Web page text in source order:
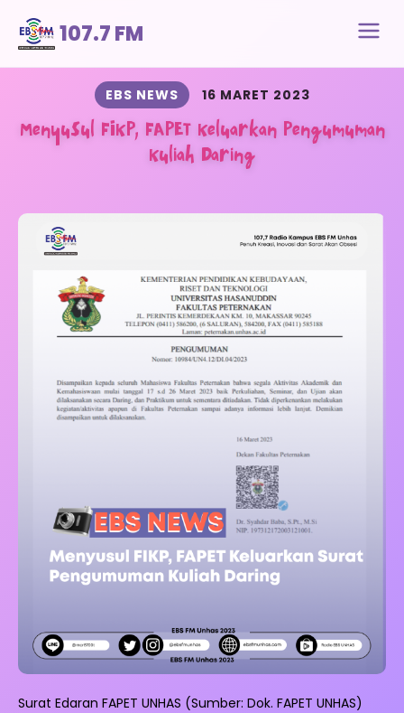
107.7 FM
EBS NEWS 16 MARET 2023
Menyusul FIKP, FAPET Keluarkan Pengumuman
Kuliah Daring
Surat Edaran FAPET UNHAS (Sumber: Dok. FAPET UNHAS)